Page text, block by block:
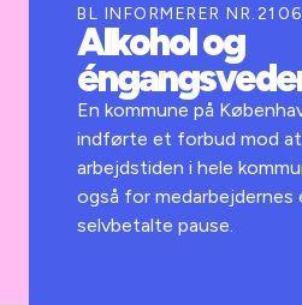
Kurser og arrangementer
Jobportalen
BL INFORMERER NR.2106
Alkohol og
En kommune på
indførte et forbud mod at
arbejdstiden i hele
også for medarbejdernes
selvbetalte pause.